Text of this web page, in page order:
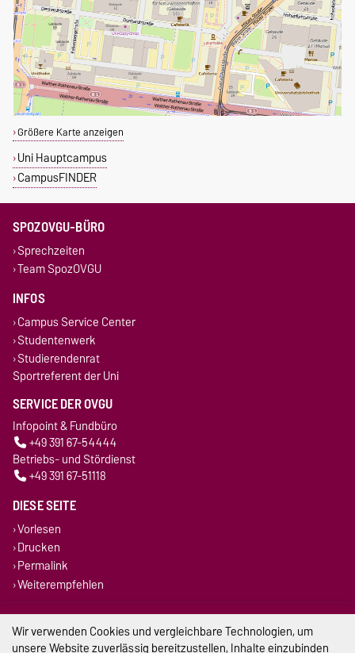
Größere Karte anzeigen
Uni Hauptcampus
CampusFINDER
SPOZOVGU-BÜRO
Sprechzeiten
Team SpozOVGU
INFOS
Campus Service Center
Studentenwerk
Studierendenrat
Sportreferent der Uni
SERVICE DER OVGU
Infopoint & Fundbüro
+49 391 67-54444
Betriebs- und Stördienst
+49 391 67-51118
DIESE SEITE
Vorlesen
Drucken
Permalink
Weiterempfehlen
Impressum
Wir verwenden Cookies und vergleichbare Technologien, um
unsere Website zuverlässig bereitzustellen, Inhalte einzubinden